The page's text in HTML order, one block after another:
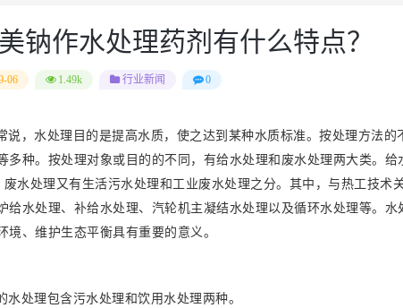
钠作水处理药剂有什么特点？
06 1.49k 行业新闻 0
说，水处理目的是提高水质，使之达到某种水质标准。按处理方法
多种。按处理对象或目的的不同，有给水处理和废水处理两大类。
废水处理又有生活污水处理和工业废水处理之分。其中，与热工技术
给水处理、补给水处理、汽轮机主凝结水处理以及循环水处理等。水
境、维护生态平衡具有重要的意义。
水处理包含污水处理和饮用水处理两种。